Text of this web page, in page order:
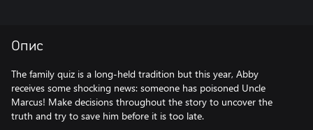
Опис
The family quiz is a long-held tradition but this year, Abby
receives some shocking news: someone has poisoned Uncle
Marcus! Make decisions throughout the story to uncover the
truth and try to save him before it is too late.